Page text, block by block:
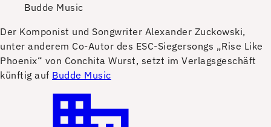
Budde Music
Der Komponist und Songwriter Alexander Zuckowski,
unter anderem Co-Autor des ESC-Siegersongs „Rise Like
Phoenix“ von Conchita Wurst, setzt im Verlagsgeschäft
künftig auf Budde Music